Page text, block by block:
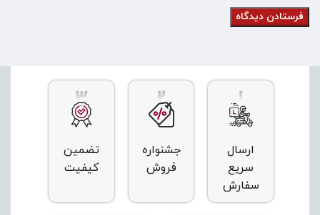
ارسال
سریع
سفارش
جشنواره
فروش
تضمین
کیفیت